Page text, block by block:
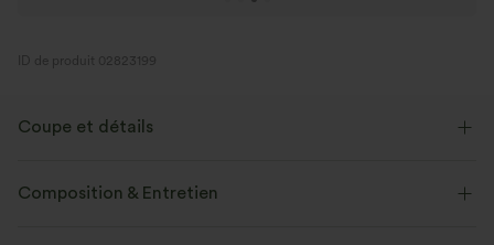
ID de produit 02823199
Coupe et détails
Coupe ajustée Col rond
Composition & Entretien